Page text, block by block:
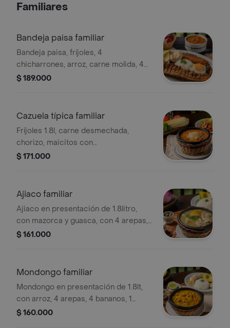
Familiares
Bandeja paisa familiar
Bandeja paisa, fríjoles, 4
chicharrones, arroz, carne molida, 4
chorizos, 4 morcillas, 4 tajadas de
es individual, y el familiar es para 4
$ 189.000
Cazuela típica familiar
Fríjoles 1.8l, carne desmechada,
chorizo, maicitos con
chicharroncitos, maduritos, arroz,
el familiar es para 4 personas.
$ 171.000
Ajiaco familiar
Ajiaco en presentación de 1.8litro,
con mazorca y guasca, con 4 arepas,
arroz, 1 aguacate entero, crema de
para 4 personas.
$ 161.000
Mondongo familiar
Mondongo en presentación de 1.8lt,
con arroz, 4 arepas, 4 bananos, 1
aguacate, cilantro, ají y 1 limón. la
$ 160.000